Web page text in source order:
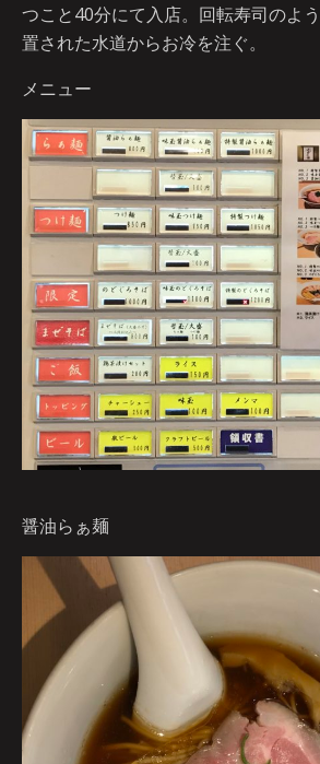
つこと40分にて入店。回転寿司のよ
置された水道からお冷を注ぐ。
メニュー
醤油らぁ麺